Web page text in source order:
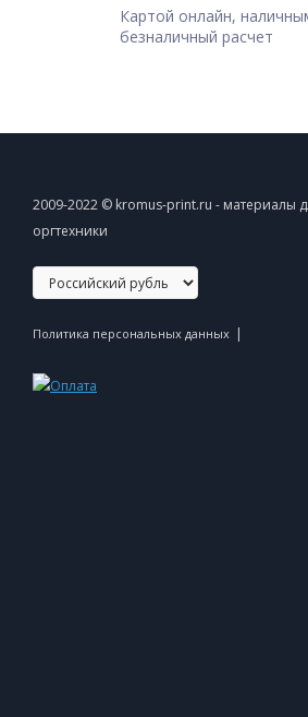
Картой онлайн,
безналичный расчет
2009-2022 © kromus-print.ru - материалы
оргтехники
Политика персональных данных |